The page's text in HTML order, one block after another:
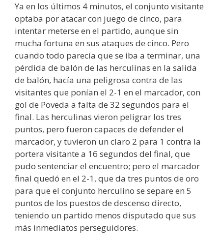
Ya en los últimos 4 minutos, el conjunto visitante
optaba por atacar con juego de cinco, para
intentar meterse en el partido, aunque sin
mucha fortuna en sus ataques de cinco. Pero
cuando todo parecía que se iba a terminar, una
pérdida de balón de las herculinas en la salida
de balón, hacía una peligrosa contra de las
visitantes que ponían el 2-1 en el marcador, con
gol de Poveda a falta de 32 segundos para el
final. Las herculinas vieron peligrar los tres
puntos, pero fueron capaces de defender el
marcador, y tuvieron un claro 2 para 1 contra la
portera visitante a 16 segundos del final, que
pudo sentenciar el encuentro; pero el marcador
final quedó en el 2-1, que da tres puntos de oro
para que el conjunto herculino se separe en 5
puntos de los puestos de descenso directo,
teniendo un partido menos disputado que sus
más inmediatos perseguidores.